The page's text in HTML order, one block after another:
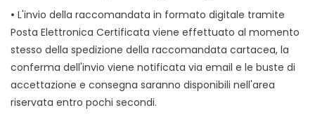
• L'invio della raccomandata in formato digitale tramite
Posta Elettronica Certificata viene effettuato al momento
stesso della spedizione della raccomandata cartacea, la
conferma dell'invio viene notificata via email e le buste di
accettazione e consegna saranno disponibili nell'area
riservata entro pochi secondi.